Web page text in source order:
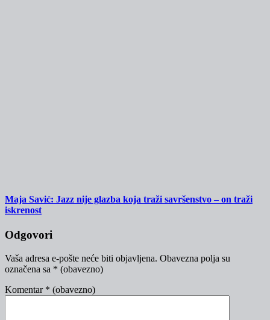
Maja Savić: Jazz nije glazba koja traži savršenstvo – on traži
iskrenost
Odgovori
Vaša adresa e-pošte neće biti objavljena. Obavezna polja su
označena sa * (obavezno)
Komentar * (obavezno)